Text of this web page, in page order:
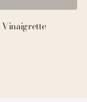
Vinaigrette